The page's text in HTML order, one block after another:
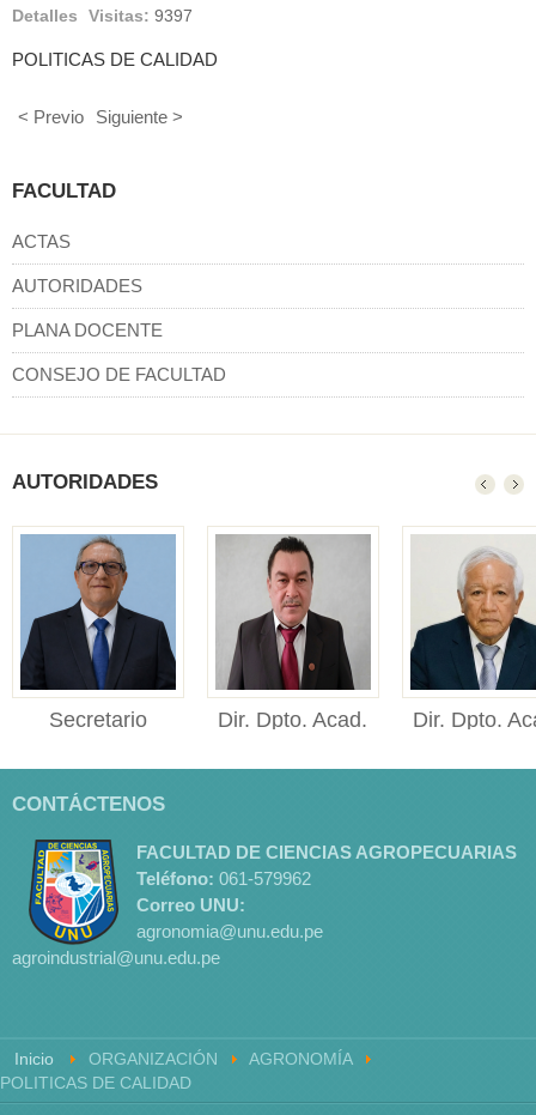
Detalles Visitas: 9397
POLITICAS DE CALIDAD
< Previo Siguiente >
FACULTAD
ACTAS
AUTORIDADES
PLANA DOCENTE
CONSEJO DE FACULTAD
AUTORIDADES
Secretario
Facultad de Ciencias
Dir. Dpto. Acad.
Pe...
Dir. Dpto.
Ag...
CONTÁCTENOS
FACULTAD DE CIENCIAS AGROPECUARIAS
Teléfono: 061-579962
Correo UNU:
agronomia@unu.edu.pe
agroindustrial@unu.edu.pe
Inicio ORGANIZACIÓN
AGRONOMÍA
POLITICAS DE CALIDAD